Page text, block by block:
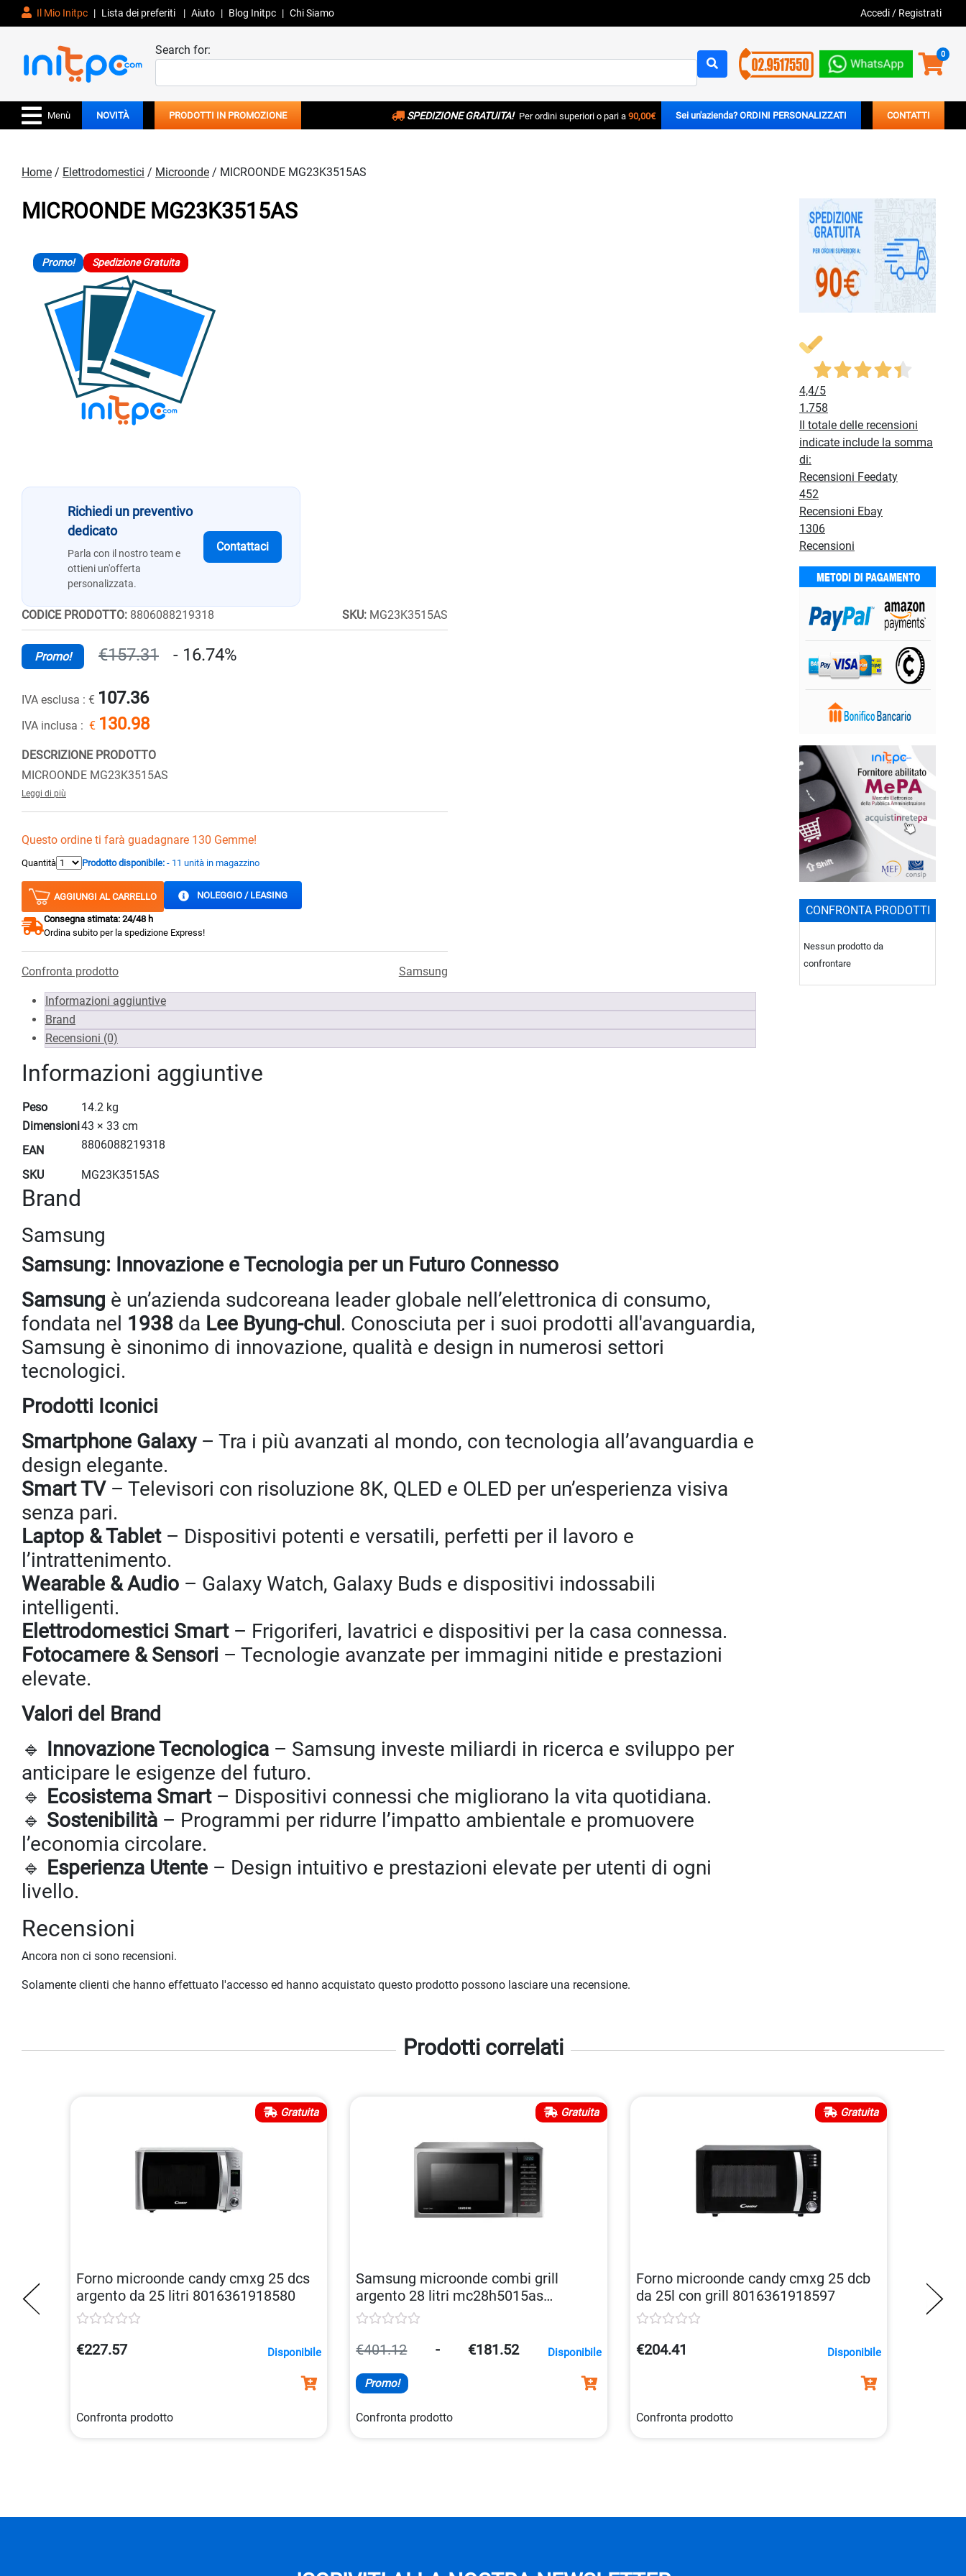
Il Mio Initpc | Lista dei preferiti | Aiuto | Blog Initpc | Chi Siamo Accedi / Registrati
Search for: 0
Menù NOVITÀ PRODOTTI IN PROMOZIONE SPEDIZIONE GRATUITA! Per ordini superiori o pari a 90,00€ Sei un'azienda? ORDINI PERSONALIZZATI CONTATTI
Home / Elettrodomestici / Microonde / MICROONDE MG23K3515AS
MICROONDE MG23K3515AS
Promo! Spedizione Gratuita
Richiedi un preventivo
dedicato
Parla con il nostro team e
ottieni un'offerta
personalizzata.
Contattaci
CODICE PRODOTTO: 8806088219318 SKU: MG23K3515AS
Promo! €157.31 - 16.74%
IVA esclusa : € 107.36
IVA inclusa : € 130.98
DESCRIZIONE PRODOTTO
MICROONDE MG23K3515AS
Leggi di più
Questo ordine ti farà guadagnare 130 Gemme!
Quantità Prodotto disponibile: - 11 unità in magazzino
AGGIUNGI AL CARRELLO NOLEGGIO / LEASING
Consegna stimata: 24/48 h
Ordina subito per la spedizione Express!
Confronta prodotto Samsung
Informazioni aggiuntive
Brand
Recensioni (0)
Informazioni aggiuntive
Peso
14.2 kg
Dimensioni43 × 33 cm
EAN
8806088219318
SKU MG23K3515AS
Brand
Samsung
Samsung: Innovazione e Tecnologia per un Futuro Connesso
Samsung è un’azienda sudcoreana leader globale nell’elettronica di consumo,
fondata nel 1938 da Lee Byung-chul . Conosciuta per i suoi prodotti all'avanguardia,
Samsung è sinonimo di innovazione, qualità e design in numerosi settori
tecnologici.
Prodotti Iconici
Smartphone Galaxy– Tra i più avanzati al mondo, con tecnologia all’avanguardia e
design elegante.
Smart TV– Televisori con risoluzione 8K, QLED e OLED per un’esperienza visiva
senza pari.
Laptop & Tablet– Dispositivi potenti e versatili, perfetti per il lavoro e
l’intrattenimento.
Wearable & Audio – Galaxy Watch, Galaxy Buds e dispositivi indossabili
intelligenti.
Elettrodomestici Smart– Frigoriferi, lavatrici e dispositivi per la casa connessa.
Fotocamere & Sensori – Tecnologie avanzate per immagini nitide e prestazioni
elevate.
Valori del Brand
🔹 Innovazione Tecnologica – Samsung investe miliardi in ricerca e sviluppo per
anticipare le esigenze del futuro.
🔹 Ecosistema Smart– Dispositivi connessi che migliorano la vita quotidiana.
🔹 Sostenibilità – Programmi per ridurre l’impatto ambientale e promuovere
l’economia circolare.
🔹 Esperienza Utente – Design intuitivo e prestazioni elevate per utenti di ogni
livello.
Recensioni
Ancora non ci sono recensioni.
Solamente clienti che hanno effettuato l'accesso ed hanno acquistato questo prodotto possono lasciare una recensione.
4,4/5
1.758
Il totale delle recensioni
indicate include la somma
di:
Recensioni Feedaty
452
Recensioni Ebay
1306
Recensioni
CONFRONTA PRODOTTI
Nessun prodotto da
confrontare
Prodotti correlati
Gratuita
Forno microonde candy cmxg 25 dcs
argento da 25 litri 8016361918580
€227.57 Disponibile
Confronta prodotto
Gratuita
Samsung microonde combi grill
argento 28 litri mc28h5015as
8806086168342
€401.12 - €181.52 Disponibile
Promo!
Confronta prodotto
Gratuita
Forno microonde candy cmxg 25 dcb
da 25l con grill 8016361918597
€204.41 Disponibile
Confronta prodotto